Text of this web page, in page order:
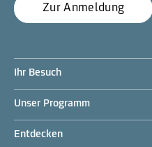
Zur Anmeldung
Ihr Besuch
Unser Programm
Entdecken